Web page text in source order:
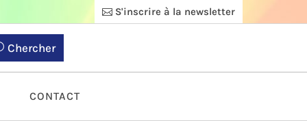
S'inscrire à la newsletter
Chercher
CONTACT